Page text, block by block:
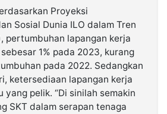
Proyeksi
Sosial Dunia ILO dalam Tren
pertumbuhan lapangan kerja
1% pada 2023, kurang
pada 2022. Sedangkan
ketersediaan lapangan kerja
yang pelik. “Di sinilah semakin
SKT dalam serapan tenaga